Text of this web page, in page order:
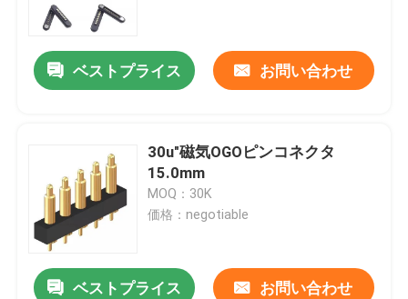
ベストプライス お問い合わせ
30u"磁気OGOピンコネクタ
15.0mm
MOQ：30K
価格：negotiable
ベストプライス お問い合わせ